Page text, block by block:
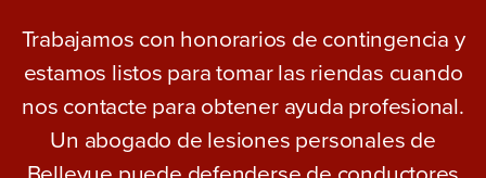
Trabajamos con honorarios de contingencia y
estamos listos para tomar las riendas cuando
nos contacte para obtener ayuda profesional.
Un abogado de lesiones personales de